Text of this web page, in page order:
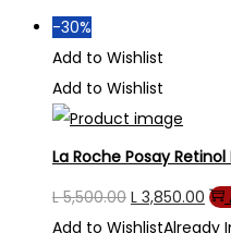
-30%
Add to Wishlist
Add to Wishlist
La Roche Posay
L5,500.00 Original
price
L 3,850.00
Add to WishlistAlready